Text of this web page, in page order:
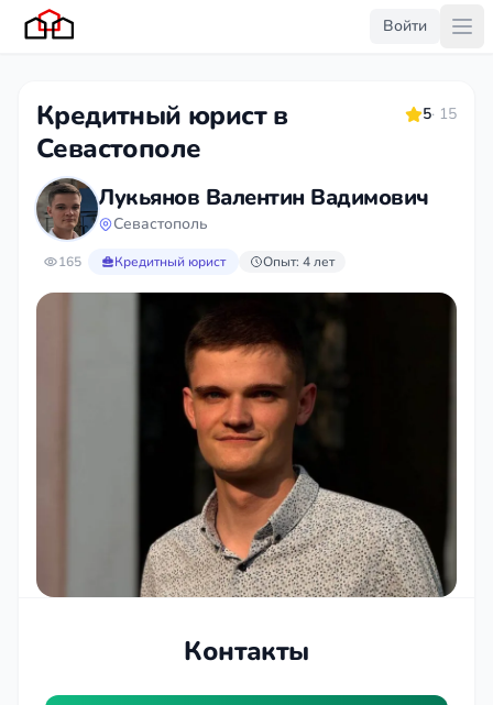
Войти
Кредитный юрист в
Севастополе
5· 15
Лукьянов Валентин Вадимович
Севастополь
165 Кредитный юрист Опыт: 4 лет
Контакты